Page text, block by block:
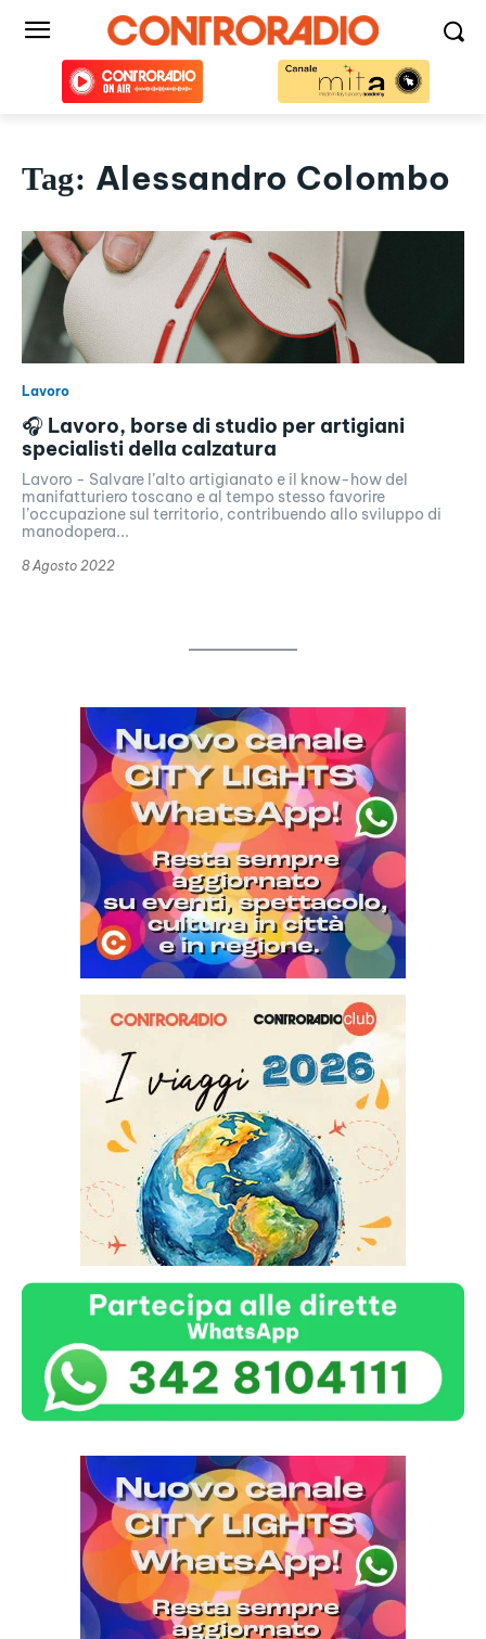
Tag: Alessandro Colombo
Lavoro
🎧 Lavoro, borse di studio per artigiani
specialisti della calzatura
Lavoro - Salvare l’alto artigianato e il know-how del
manifatturiero toscano e al tempo stesso favorire
l’occupazione sul territorio, contribuendo allo sviluppo di
manodopera...
8 Agosto 2022